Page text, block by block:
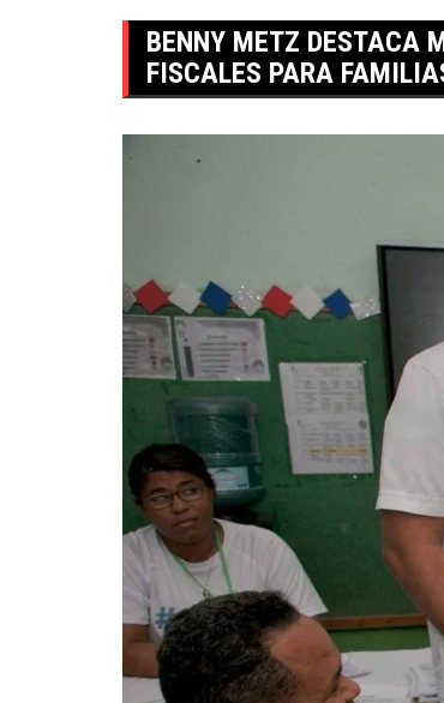
BENNY METZ DESTACA
FISCALES PARA